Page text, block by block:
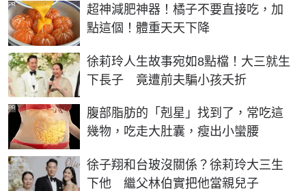
超神減肥神器！橘子不要直接吃，加
點這個！體重天天下降
PR
徐莉玲人生故事宛如8點檔！大三就生
下長子 竟遭前夫騙小孩夭折
腹部脂肪的「剋星」找到了，常吃這
幾物，吃走大肚囊，瘦出小蠻腰
PR
徐子翔和台玻沒關係？徐莉玲大三生
下他 繼父林伯實把他當親兒子